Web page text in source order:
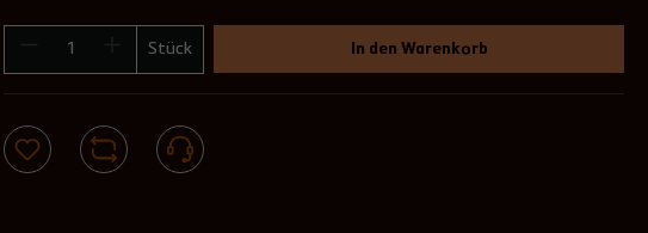
Stück In den Warenkorb